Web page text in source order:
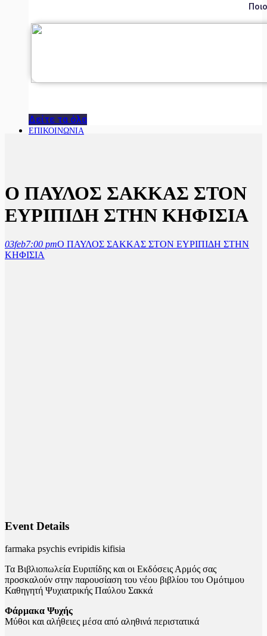
Δείτε τα όλα
ΕΠΙΚΟΙΝΩΝΙΑ
Ο ΠΑΥΛΟΣ ΣΑΚΚΑΣ ΣΤΟΝ
ΕΥΡΙΠΙΔΗ ΣΤΗΝ ΚΗΦΙΣΙΑ
03feb7:00 pmΟ ΠΑΥΛΟΣ ΣΑΚΚΑΣ ΣΤΟΝ ΕΥΡΙΠΙΔΗ ΣΤΗΝ
ΚΗΦΙΣΙΑ
Event Details
farmaka psychis evripidis kifisia
Τα Βιβλιοπωλεία Ευριπίδης και οι Εκδόσεις Αρμός σας
προσκαλούν στην παρουσίαση του νέου βιβλίου του Ομότιμου
Καθηγητή Ψυχιατρικής Παύλου Σακκά
Φάρμακα Ψυχής
Μύθοι και αλήθειες μέσα από αληθινά περιστατικά